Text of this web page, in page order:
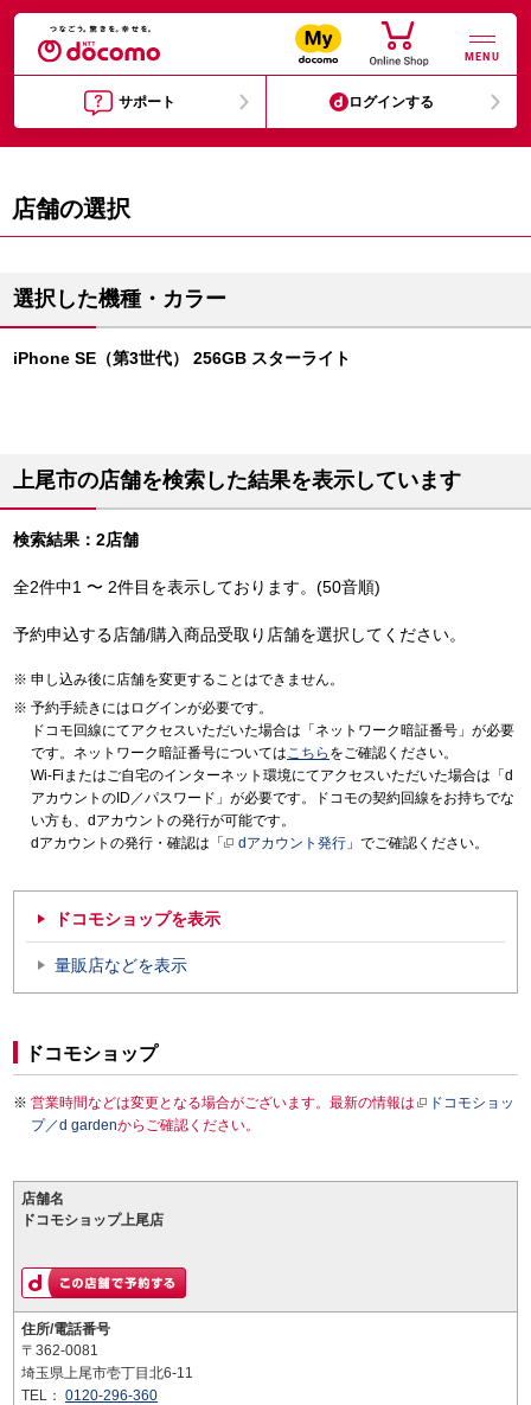
MENU
サポート ログインする
店舗の選択
選択した機種・カラー
iPhone SE（第3世代） 256GB スターライト
上尾市の店舗を検索した結果を表示しています
検索結果：2店舗
全2件中1 〜 2件目を表示しております。(50音順)
予約申込する店舗/購入商品受取り店舗を選択してください。
申し込み後に店舗を変更することはできません。
予約手続きにはログインが必要です。
ドコモ回線にてアクセスいただいた場合は「ネットワーク暗証番号」が必要
です。ネットワーク暗証番号についてはこちら をご確認ください。
Wi-Fiまたはご自宅のインターネット環境にてアクセスいただいた場合は「d
アカウントのID／パスワード」が必要です。ドコモの契約回線をお持ちでな
い方も、dアカウントの発行が可能です。
dアカウントの発行・確認は「
dアカウント発行 」でご確認ください。
ドコモショップを表示
量販店などを表示
ドコモショップ
営業時間などは変更となる場合がございます。最新の情報は
ドコモショッ
プ／d gardenからご確認ください。
店舗名
ドコモショップ上尾店
住所/電話番号
〒362-0081
埼玉県上尾市壱丁目北6-11
TEL： 0120-296-360